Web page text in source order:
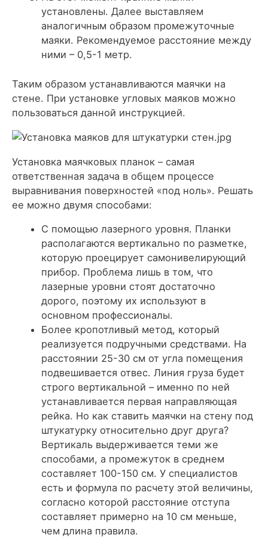
установлены. Далее выставляем
аналогичным образом промежуточные
маяки. Рекомендуемое расстояние между
ними – 0,5-1 метр.
Таким образом устанавливаются маячки на
стене. При установке угловых маяков можно
пользоваться данной инструкцией.
Установка маячковых планок – самая
ответственная задача в общем процессе
выравнивания поверхностей «под ноль». Решать
ее можно двумя способами:
С помощью лазерного уровня. Планки
располагаются вертикально по разметке,
которую проецирует самонивелирующий
прибор. Проблема лишь в том, что
лазерные уровни стоят достаточно
дорого, поэтому их используют в
основном профессионалы.
Более кропотливый метод, который
реализуется подручными средствами. На
расстоянии 25-30 см от угла помещения
подвешивается отвес. Линия груза будет
строго вертикальной – именно по ней
устанавливается первая направляющая
рейка. Но как ставить маячки на стену под
штукатурку относительно друг друга?
Вертикаль выдерживается теми же
способами, а промежуток в среднем
составляет 100-150 см. У специалистов
есть и формула по расчету этой величины,
согласно которой расстояние отступа
составляет примерно на 10 см меньше,
чем длина правила.